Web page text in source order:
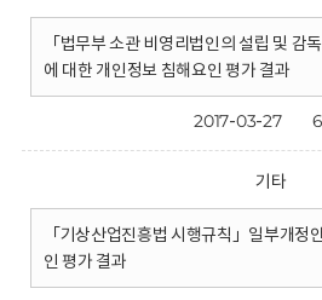
「법무부 소관 비영리법인의 설립 및 감
에 대한 개인정보 침해요인 평가 결과
2017-03-27
기타
「기상산업진흥법 시행규칙」일부개정
인 평가 결과